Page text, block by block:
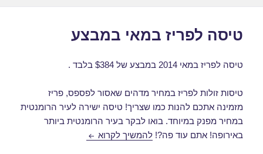
טיסה לפריז במאי במבצע
טיסה לפריז במאי 2014 במבצע של $384 בלבד .
טיסות זולות לפריז במחיר מדהים שאסור לפספס, פריז
מזמינה אתכם להנות כמו שצריך! טיסה ישירה לעיר הרומנטית
במחיר מפנק במיוחד. בואו לבקר בעיר הרומנטית ביותר
באירופה! אתם עוד פה?!להמשיך לקרוא טיסה לפריז במאי במבצע